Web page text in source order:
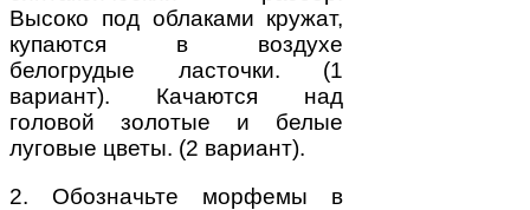
Высоко под облаками кружат,
купаются в воздухе
белогрудые ласточки. (1
вариант). Качаются над
головой золотые и белые
луговые цветы. (2 вариант).
2. Обозначьте морфемы в